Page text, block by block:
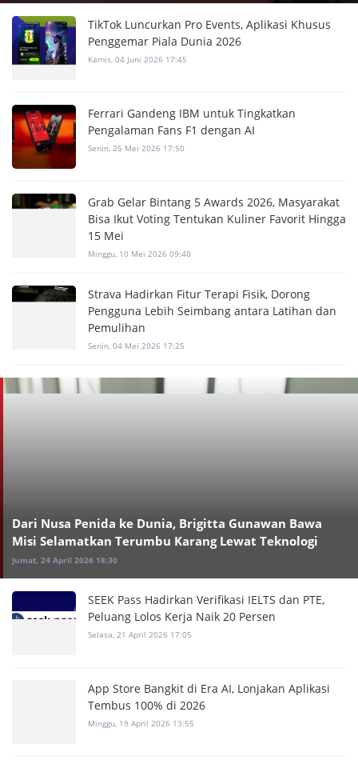
TikTok Luncurkan Pro Events, Aplikasi Khusus
Penggemar Piala Dunia 2026
Kamis, 04 Juni 2026 17:45
Ferrari Gandeng IBM untuk Tingkatkan
Pengalaman Fans F1 dengan AI
Senin, 25 Mei 2026 17:50
Grab Gelar Bintang 5 Awards 2026, Masyarakat
Bisa Ikut Voting Tentukan Kuliner Favorit Hingga
15 Mei
Minggu, 10 Mei 2026 09:40
Strava Hadirkan Fitur Terapi Fisik, Dorong
Pengguna Lebih Seimbang antara Latihan dan
Pemulihan
Senin, 04 Mei 2026 17:25
Dari Nusa Penida ke Dunia, Brigitta Gunawan Bawa
Misi Selamatkan Terumbu Karang Lewat Teknologi
Jumat, 24 April 2026 18:30
SEEK Pass Hadirkan Verifikasi IELTS dan PTE,
Peluang Lolos Kerja Naik 20 Persen
Selasa, 21 April 2026 17:05
App Store Bangkit di Era AI, Lonjakan Aplikasi
Tembus 100% di 2026
Minggu, 19 April 2026 13:55